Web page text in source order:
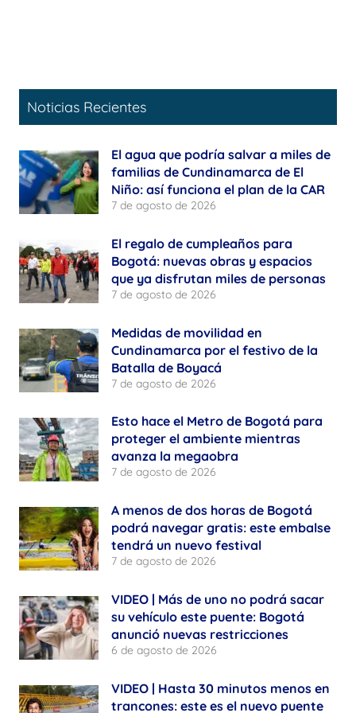
Noticias Recientes
El agua que podría salvar a miles de
familias de Cundinamarca de El
Niño: así funciona el plan de la CAR
7 de agosto de 2026
El regalo de cumpleaños para
Bogotá: nuevas obras y espacios
que ya disfrutan miles de personas
7 de agosto de 2026
Medidas de movilidad en
Cundinamarca por el festivo de la
Batalla de Boyacá
7 de agosto de 2026
Esto hace el Metro de Bogotá para
proteger el ambiente mientras
avanza la megaobra
7 de agosto de 2026
A menos de dos horas de Bogotá
podrá navegar gratis: este embalse
tendrá un nuevo festival
7 de agosto de 2026
VIDEO | Más de uno no podrá sacar
su vehículo este puente: Bogotá
anunció nuevas restricciones
6 de agosto de 2026
VIDEO | Hasta 30 minutos menos en
trancones: este es el nuevo puente